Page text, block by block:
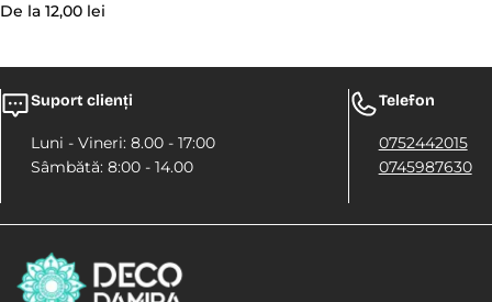
Preț
De la 12,00 lei
Suport clienți
Luni - Vineri: 8.00 - 17:00
Sâmbătă: 8:00 - 14.00
Telefon
0752442015
0745987630